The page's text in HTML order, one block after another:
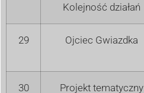
Kolejność działań
29 Ojciec Gwiazdka
30
Projekt tematyczny